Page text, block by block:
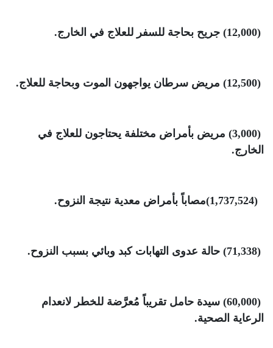
(12,000) جريح بحاجة للسفر للعلاج في الخارج.
(12,500) مريض سرطان يواجهون الموت وبحاجة للعلاج.
(3,000) مريض بأمراض مختلفة يحتاجون للعلاج في
الخارج.
(1,737,524)مصاباً بأمراض معدية نتيجة النزوح.
(71,338) حالة عدوى التهابات كبد وبائي بسبب النزوح.
(60,000) سيدة حامل تقريباً مُعرَّضة للخطر لانعدام
الرعاية الصحية.